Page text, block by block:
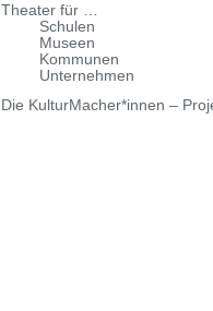
Theater für …
Schulen
Museen
Kommunen
Unternehmen
Die KulturMacher*innen –